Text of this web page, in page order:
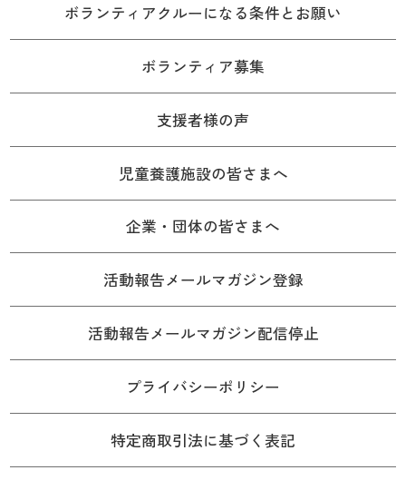
ボランティアクルーになる条件とお願い
ボランティア募集
支援者様の声
児童養護施設の皆さまへ
企業・団体の皆さまへ
活動報告メールマガジン登録
活動報告メールマガジン配信停止
プライバシーポリシー
特定商取引法に基づく表記